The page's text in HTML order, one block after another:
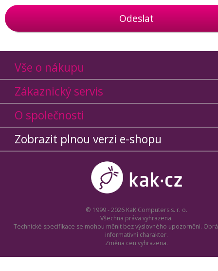
Odeslat
Vše o nákupu
Zákaznický servis
O společnosti
Zobrazit plnou verzi e-shopu
© 1999 - 2026 KaK Computers s. r. o.
Všechna práva vyhrazena.
Technické specifikace se mohou měnit bez výslovného upozornění.
informativní charakter.
Změna cen vyhrazena.